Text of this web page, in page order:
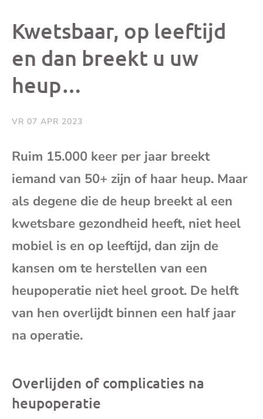
Kwetsbaar, op leeftijd
en dan breekt u uw
heup…
VR 07 APR 2023
Ruim 15.000 keer per jaar breekt
iemand van 50+ zijn of haar heup. Maar
als degene die de heup breekt al een
kwetsbare gezondheid heeft, niet heel
mobiel is en op leeftijd, dan zijn de
kansen om te herstellen van een
heupoperatie niet heel groot. De helft
van hen overlijdt binnen een half jaar
na operatie.
Overlijden of complicaties na
heupoperatie